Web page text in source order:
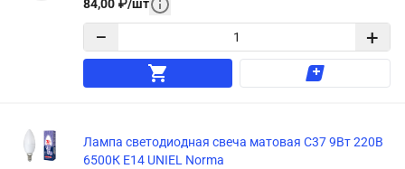
84,00 ₽/шт
− +
Лампа светодиодная свеча матовая C37 9Вт 220В
6500К E14 UNIEL Norma